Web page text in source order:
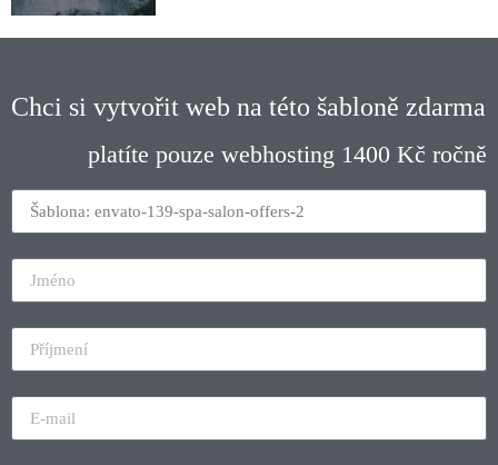
Chci si vytvořit web na této šabloně zdarma
platíte pouze webhosting 1400 Kč ročně